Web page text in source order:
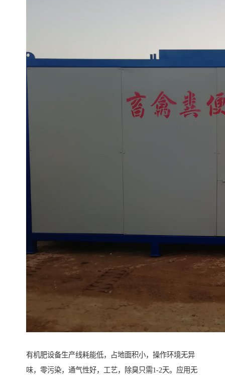
有机肥设备生产线耗能低，占地面积小，操作环境无异
味，零污染，通气性好，工艺，除臭只需1-2天。应用无